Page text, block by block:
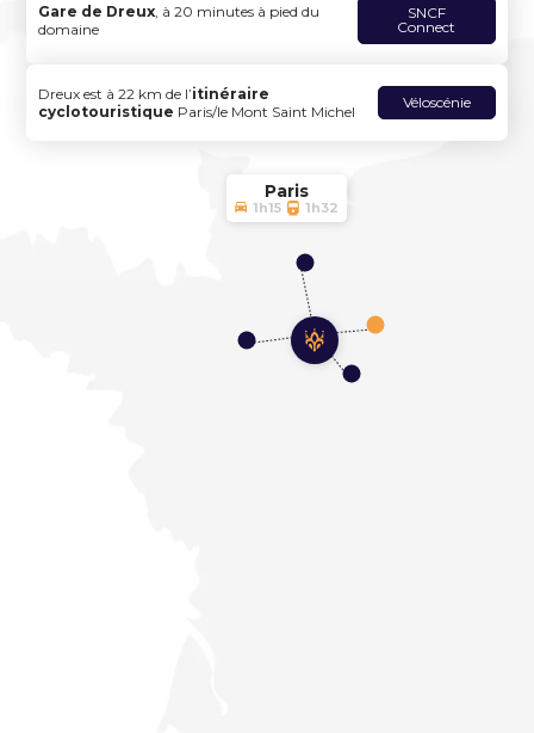
Gare de Dreux , à 20 minutes à pied du
domaine
SNCF
Connect
Dreux est à 22 km de l’itinéraire
cyclotouristique Paris/le Mont Saint Michel
Véloscénie
Paris
1h15 1h32